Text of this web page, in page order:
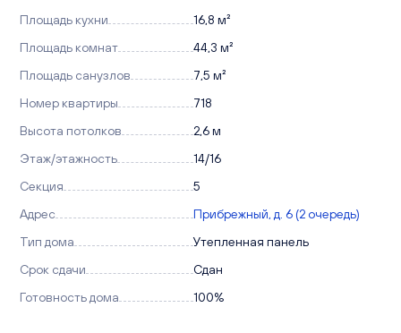
Площадь кухни
16,8 м²
Площадь комнат
44,3 м²
Площадь санузлов
7,5 м²
Номер квартиры
718
Высота потолков
2,6 м
Этаж/этажность
14/16
Секция
5
Адрес
Прибрежный, д. 6 (2 очередь)
Тип дома
Утепленная панель
Срок сдачи
Сдан
Готовность дома
100%